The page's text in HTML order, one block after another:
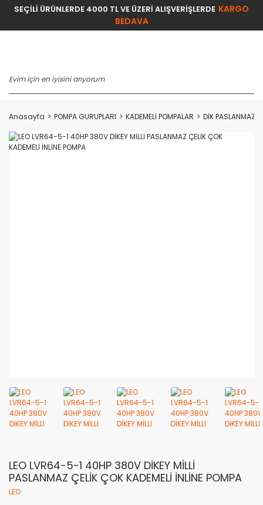
SEÇİLİ ÜRÜNLERDE 4000 TL VE ÜZERİ ALIŞVERİŞLERDE KARGO
BEDAVA
Anasayfa POMPA GURUPLARI KADEMELİ POMPALAR DİK PASLANMAZ
LEO LVR64-5-1 40HP 380V DİKEY MİLLİ
PASLANMAZ ÇELİK ÇOK KADEMELİ İNLİNE POMPA
LEO